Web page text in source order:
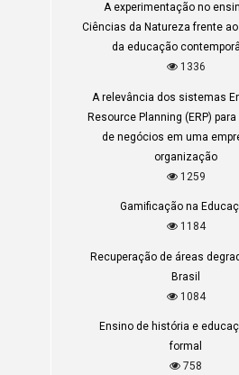
A experimentação no
Ciências da Natureza frente
da educação
1336
A relevância dos sistemas
Resource Planning (ERP)
de negócios em uma
organização
1259
Gamificação na
1184
Recuperação de áreas
Brasil
1084
Ensino de história e
formal
758